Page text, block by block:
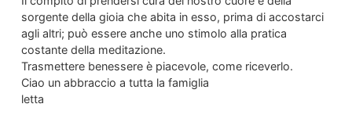
sorgente della gioia che abita in esso, prima di accostarci
agli altri; può essere anche uno stimolo alla pratica
costante della meditazione.
Trasmettere benessere è piacevole, come riceverlo.
Ciao un abbraccio a tutta la famiglia
letta